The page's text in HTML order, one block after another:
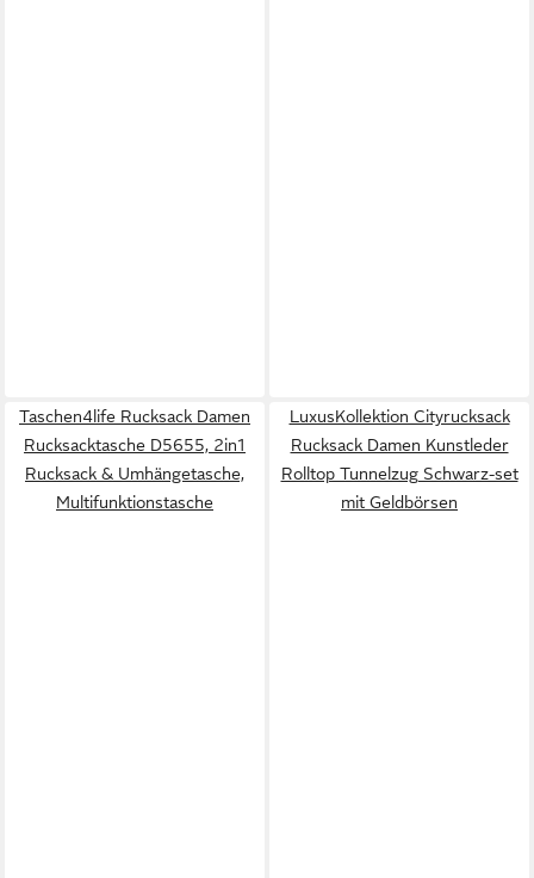
Taschen4life Rucksack Damen
Rucksacktasche D5655, 2in1
Rucksack & Umhängetasche,
Multifunktionstasche
LuxusKollektion Cityrucksack
Rucksack Damen Kunstleder
Rolltop Tunnelzug Schwarz-set
mit Geldbörsen